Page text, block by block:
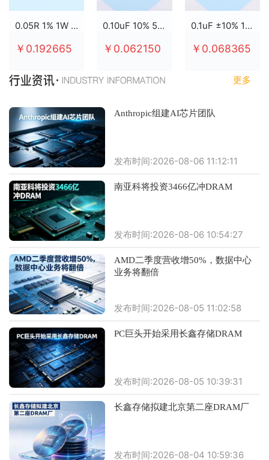
0.05R 1% 1W 2512
￥0.192665
0.10uF 10% 50V X7R 0805
￥0.062150
0.1uF ±10% 100V X7R 0805
￥0.068365
更多
Anthropic组建AI芯片团队
发布时间:2026-08-06 11:12:11
南亚科将投资3466亿冲DRAM
发布时间:2026-08-06 10:54:27
AMD二季度营收增50%，数据中心
业务将翻倍
发布时间:2026-08-05 11:02:58
PC巨头开始采用长鑫存储DRAM
发布时间:2026-08-05 10:39:31
长鑫存储拟建北京第二座DRAM厂
发布时间:2026-08-04 10:59:36